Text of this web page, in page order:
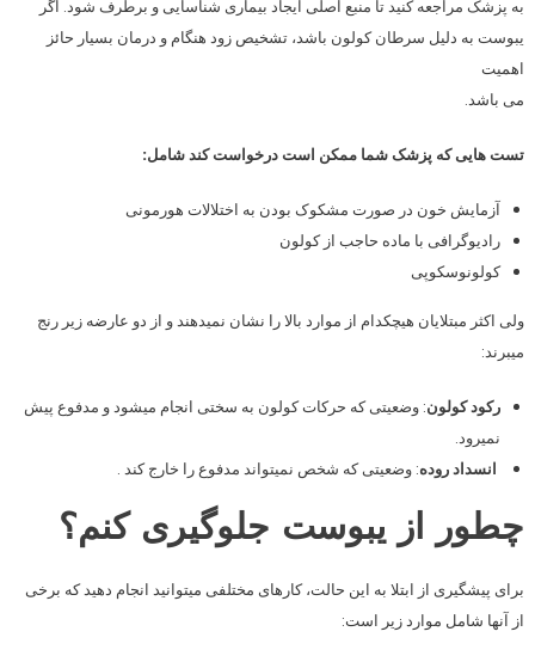
به پزشک مراجعه کنید تا منبع اصلی ایجاد بیماری شناسایی و برطرف شود. اگر
یبوست به دلیل سرطان کولون باشد، تشخیص زود هنگام و درمان بسیار حائز
اهمیت
می باشد.
تست هایی که پزشک شما ممکن است درخواست کند شامل:
آزمایش خون در صورت مشکوک بودن به اختلالات هورمونی
رادیوگرافی با ماده حاجب از کولون
کولونوسکوپی
ولی اکثر مبتلایان هیچکدام از موارد بالا را نشان نمیدهند و از دو عارضه زیر رنج
میبرند:
رکود کولون: وضعیتی که حرکات کولون به سختی انجام میشود و مدفوع پیش
نمیرود.
انسداد روده: وضعیتی که شخص نمیتواند مدفوع را خارج کند .
چطور از یبوست جلوگیری کنم؟
برای پیشگیری از ابتلا به این حالت، کارهای مختلفی میتوانید انجام دهید که برخی
از آنها شامل موارد زیر است: